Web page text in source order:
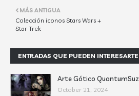
MÁS ANTIGUA
Colección iconos Stars Wars +
Star Trek
ENTRADAS QUE PUEDEN INTERESARTE
Arte Gótico QuantumSuz
October 21, 2024